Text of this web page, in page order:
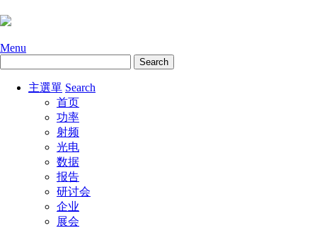
Menu
主選單 Search
首页
功率
射频
光电
数据
报告
研讨会
企业
展会